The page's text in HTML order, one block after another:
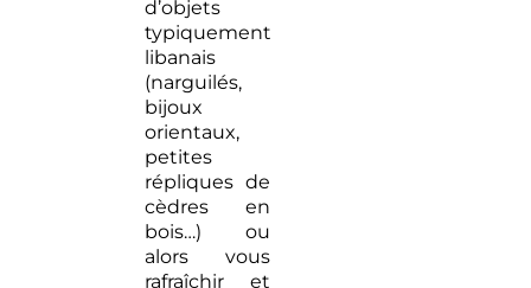
d’objets
typiquement
libanais
(narguilés,
bijoux
orientaux,
petites
répliques de
cèdres en
bois…) ou
alors vous
rafraîchir et